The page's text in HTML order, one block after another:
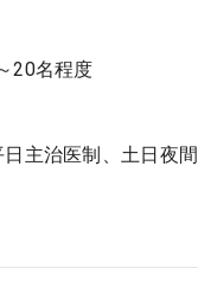
20名程度
主治医制、土日夜間